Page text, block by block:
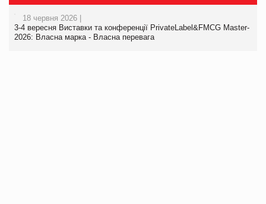
18 червня 2026 |
3-4 вересня Виставки та конференції PrivateLabel&FMCG Master-
2026: Власна марка - Власна перевага